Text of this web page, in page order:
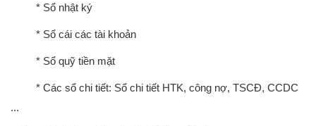
* Sổ nhật ký
* Sổ cái các tài khoản
* Sổ quỹ tiền mặt
* Các sổ chi tiết: Sổ chi tiết HTK, công nợ, TSCĐ, CCDC
...